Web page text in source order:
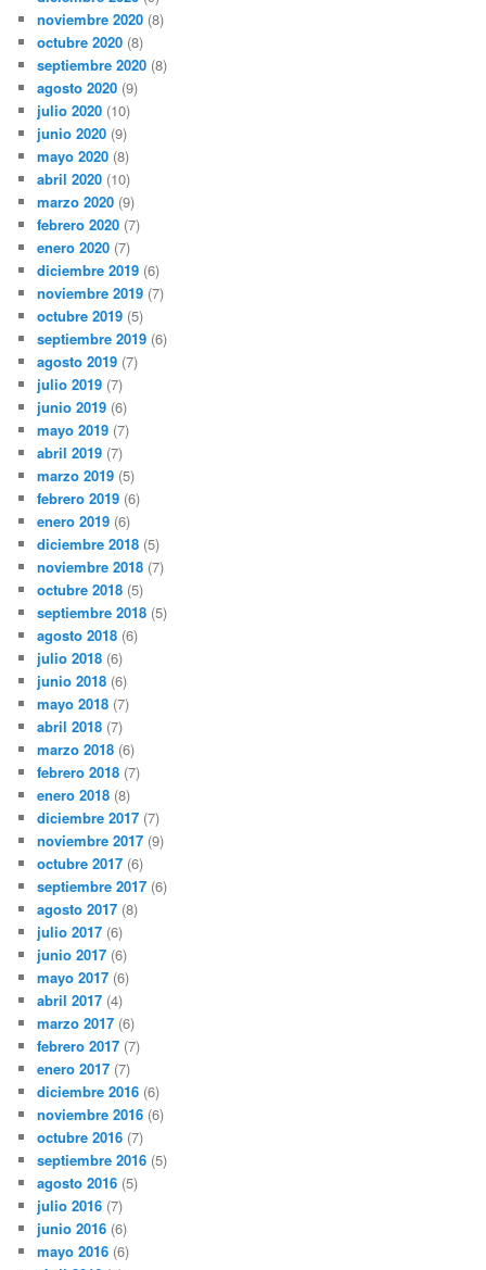
noviembre 2020 (8)
octubre 2020 (8)
septiembre 2020 (8)
agosto 2020 (9)
julio 2020 (10)
junio 2020 (9)
mayo 2020 (8)
abril 2020 (10)
marzo 2020 (9)
febrero 2020 (7)
enero 2020 (7)
diciembre 2019 (6)
noviembre 2019 (7)
octubre 2019 (5)
septiembre 2019 (6)
agosto 2019 (7)
julio 2019 (7)
junio 2019 (6)
mayo 2019 (7)
abril 2019 (7)
marzo 2019 (5)
febrero 2019 (6)
enero 2019 (6)
diciembre 2018 (5)
noviembre 2018 (7)
octubre 2018 (5)
septiembre 2018 (5)
agosto 2018 (6)
julio 2018 (6)
junio 2018 (6)
mayo 2018 (7)
abril 2018 (7)
marzo 2018 (6)
febrero 2018 (7)
enero 2018 (8)
diciembre 2017 (7)
noviembre 2017 (9)
octubre 2017 (6)
septiembre 2017 (6)
agosto 2017 (8)
julio 2017 (6)
junio 2017 (6)
mayo 2017 (6)
abril 2017 (4)
marzo 2017 (6)
febrero 2017 (7)
enero 2017 (7)
diciembre 2016 (6)
noviembre 2016 (6)
octubre 2016 (7)
septiembre 2016 (5)
agosto 2016 (5)
julio 2016 (7)
junio 2016 (6)
mayo 2016 (6)